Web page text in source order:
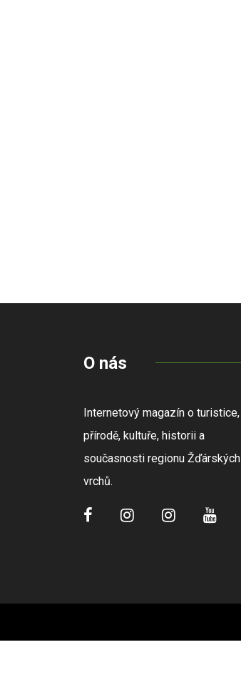
O nás
Internetový magazín o turistice,
přírodě, kultuře, historii a
současnosti regionu Žďárských
vrchů.